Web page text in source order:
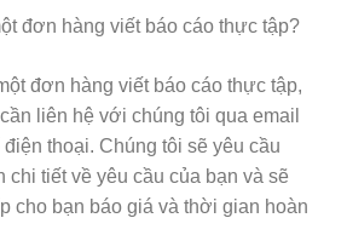
đơn hàng viết báo cáo thực tập?
đơn hàng viết báo cáo thực tập,
liên hệ với chúng tôi qua email
điện thoại. Chúng tôi sẽ yêu cầu
chi tiết về yêu cầu của bạn và sẽ
cho bạn báo giá và thời gian hoàn